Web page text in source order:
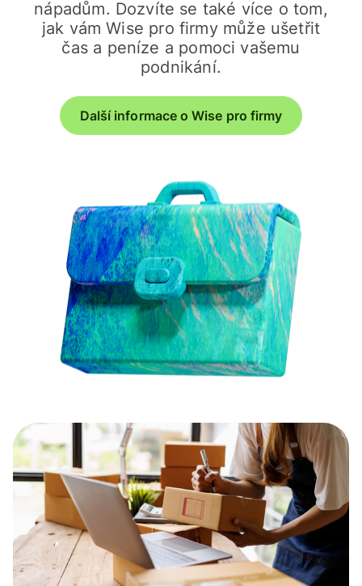
nápadům. Dozvíte se také více o tom,
jak vám Wise pro firmy může ušetřit
čas a peníze a pomoci vašemu
podnikání.
Další informace o Wise pro firmy